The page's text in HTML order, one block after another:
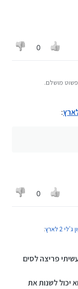
0
:
0
לארץ :
קולט 2 סימים. עשיתי פריצה לסים
יכול לשנות את